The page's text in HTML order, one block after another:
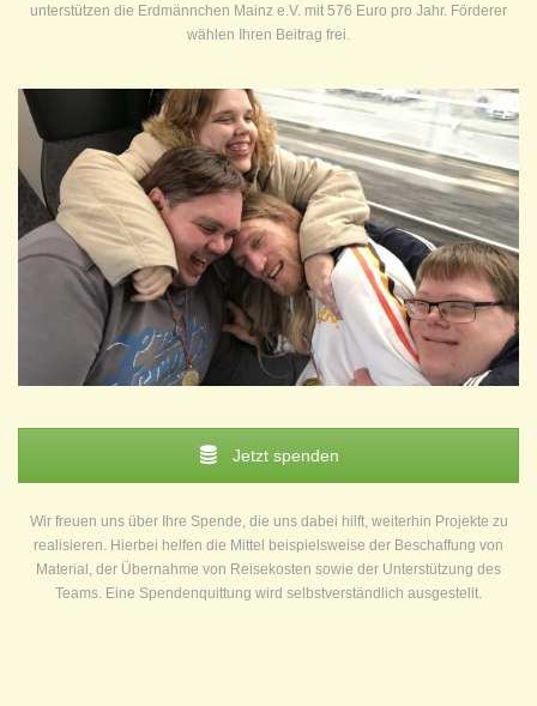
unterstützen die Erdmännchen Mainz e.V. mit 576 Euro pro Jahr. Förderer
wählen Ihren Beitrag frei.
Jetzt spenden
Wir freuen uns über Ihre Spende, die uns dabei hilft, weiterhin Projekte zu
realisieren. Hierbei helfen die Mittel beispielsweise der Beschaffung von
Material, der Übernahme von Reisekosten sowie der Unterstützung des
Teams. Eine Spendenquittung wird selbstverständlich ausgestellt.